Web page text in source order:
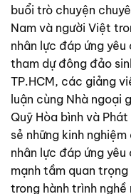
buổi trò chuyện
Nam và người Việt
nhân lực đáp ứng
tham dự đông đảo
TP.HCM, các giảng
luận cùng Nhà ngoại
Quỹ Hòa bình và
sẻ những kinh
nhân lực đáp ứng
mạnh tầm quan
trong hành trình nghề